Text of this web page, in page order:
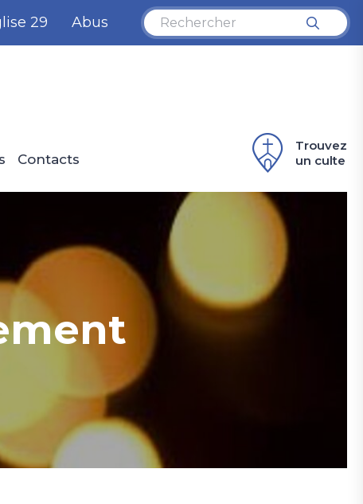
29 Abus
Contacts
Trouvez
un culte